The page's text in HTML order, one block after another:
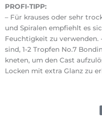
PROFI-TIPP:
– Für krauses oder sehr
und Spiralen empfiehlt es
Feuchtigkeit zu verwenden.
sind, 1-2 Tropfen No.7
kneten, um den Cast
Locken mit extra Glanz zu